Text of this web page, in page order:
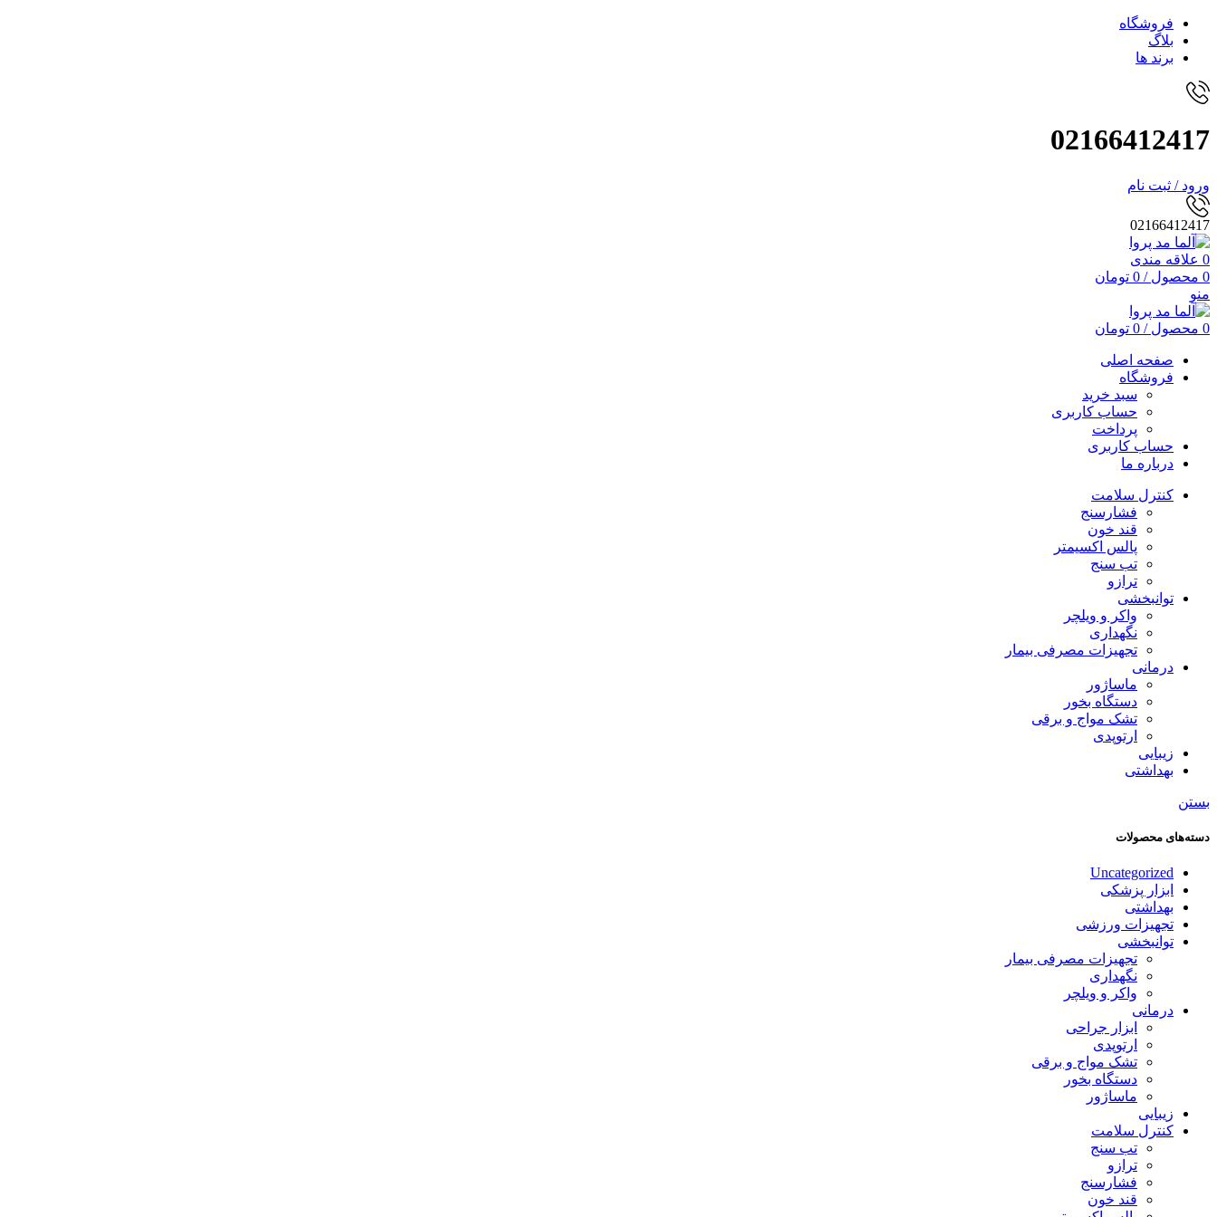
فروشگاه
بلاگ
برند ها
02166412417
ورود / ثبت نام
02166412417
0 علاقه مندی
0 محصول /
0 تومان
منو
0 محصول /
0 تومان
صفحه اصلی
فروشگاه
سبد خرید
حساب کاربری
پرداخت
حساب کاربری
درباره ما
کنترل سلامت
فشارسنج
قند خون
پالس اکسیمتر
تب سنج
ترازو
توانبخشی
واکر و ویلچر
نگهداری
تجهیزات مصرفی بیمار
درمانی
ماساژور
دستگاه بخور
تشک مواج و برقی
ارتوپدی
زیبایی
بهداشتی
بستن
دسته‌های محصولات
Uncategorized
ابزار پزشکی
بهداشتی
تجهیزات ورزشی
توانبخشی
تجهیزات مصرفی بیمار
نگهداری
واکر و ویلچر
درمانی
ابزار جراحی
ارتوپدی
تشک مواج و برقی
دستگاه بخور
ماساژور
زیبایی
کنترل سلامت
تب سنج
ترازو
فشارسنج
قند خون